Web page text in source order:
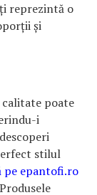
reprezintă o
și
calitate poate
i
stilul
pe epantofi.ro